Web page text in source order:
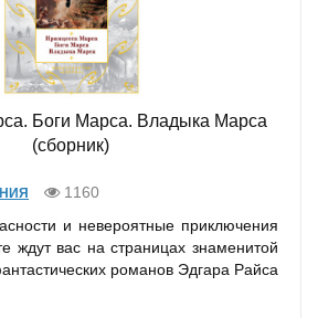
Боги Марса. Владыка Марса
(сборник)
1160
и невероятные приключения
ждут вас на страницах знаменитой
романов Эдгара Райса